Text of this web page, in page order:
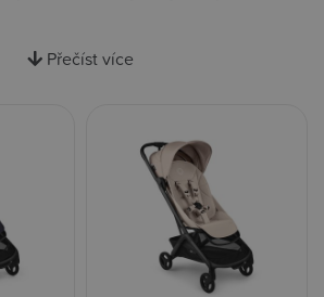
Přečíst více